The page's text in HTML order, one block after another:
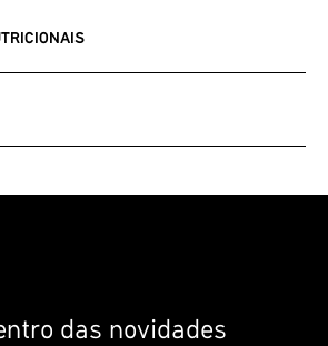
das novidades